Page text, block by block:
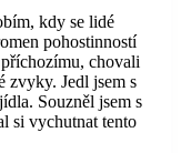
kdy se lidé
pohostinností
chovali
zvyky. Jedl jsem s
Souzněl jsem s
si vychutnat tento